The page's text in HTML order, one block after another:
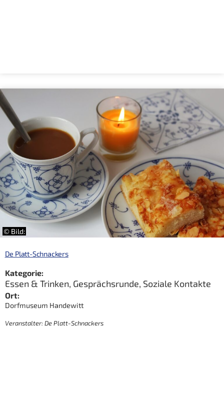
© Bild:
De Platt-Schnackers
Kategorie:
Essen & Trinken, Gesprächsrunde, Soziale Kontakte
Ort:
Dorfmuseum Handewitt
Veranstalter: De Platt-Schnackers